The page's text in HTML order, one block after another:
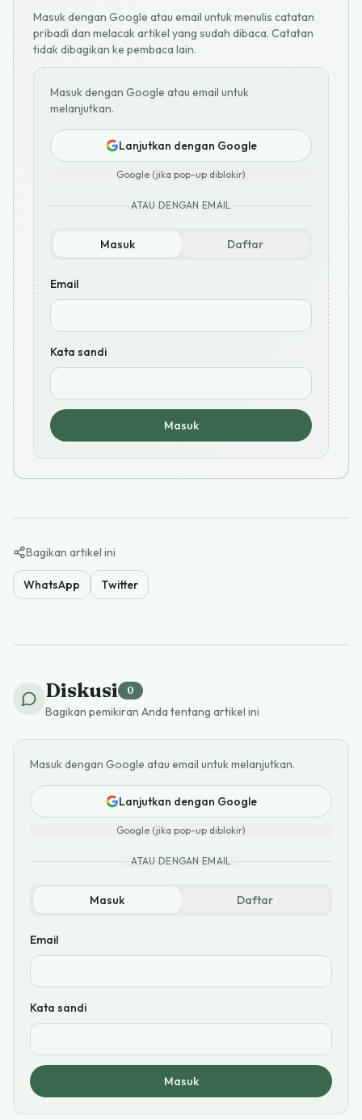
Masuk dengan Google atau email untuk menulis catatan
pribadi dan melacak artikel yang sudah dibaca. Catatan
tidak dibagikan ke pembaca lain.
Masuk dengan Google atau email untuk
melanjutkan.
Lanjutkan dengan Google
Google (jika pop-up diblokir)
ATAU DENGAN EMAIL
Masuk Daftar
Email
Kata sandi
Masuk
Bagikan artikel ini
WhatsApp Twitter
Diskusi 0
Bagikan pemikiran Anda tentang artikel ini
Masuk dengan Google atau email untuk melanjutkan.
Lanjutkan dengan Google
Google (jika pop-up diblokir)
ATAU DENGAN EMAIL
Masuk Daftar
Email
Kata sandi
Masuk